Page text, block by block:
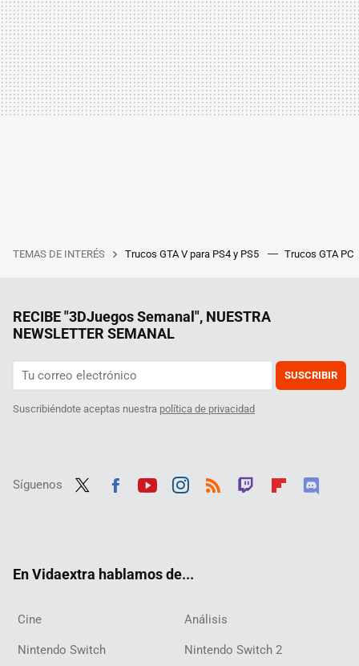
TEMAS DE INTERÉS Trucos GTA V para PS4 y PS5 Trucos GTA PC
RECIBE "3DJuegos Semanal", NUESTRA
NEWSLETTER SEMANAL
SUSCRIBIR
Suscribiéndote aceptas nuestra política de privacidad
Síguenos
En Vidaextra hablamos de...
Cine Análisis
Nintendo Switch Nintendo Switch 2